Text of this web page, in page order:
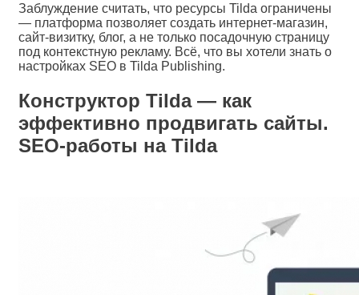
Заблуждение считать, что ресурсы Tilda ограничены
— платформа позволяет создать интернет-магазин,
сайт-визитку, блог, а не только посадочную страницу
под контекстную рекламу. Всё, что вы хотели знать о
настройках SEO в Tilda Publishing.
Конструктор Tilda — как
эффективно продвигать сайты.
SEO-работы на Tilda